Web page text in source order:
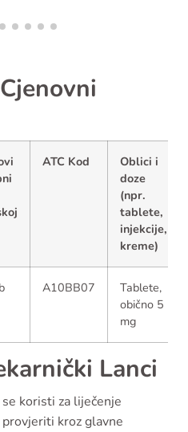
ATC Kod
Oblici i
doze
(npr.
tablete,
injekcije,
kreme)
A10BB07
Tablete,
obično 5
mg
Lanci
koristi za liječenje
kroz glavne